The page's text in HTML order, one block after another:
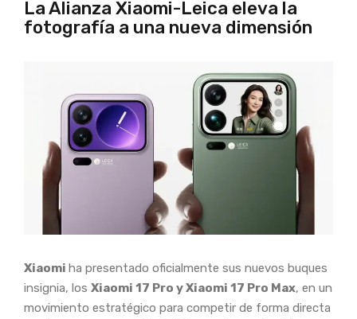
La Alianza Xiaomi-Leica eleva la
fotografía a una nueva dimensión
Xiaomi ha presentado oficialmente sus nuevos buques
insignia, los Xiaomi 17 Pro y Xiaomi 17 Pro Max, en un
movimiento estratégico para competir de forma directa